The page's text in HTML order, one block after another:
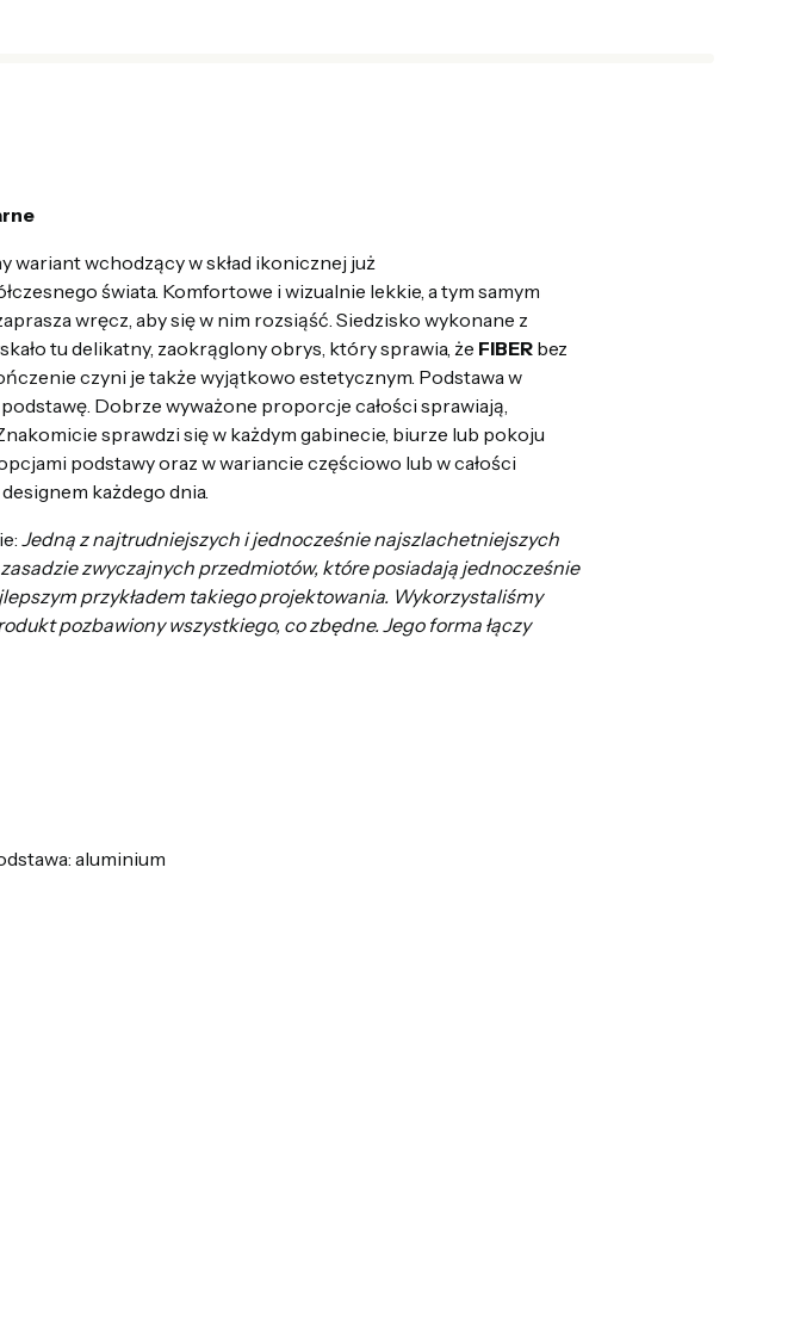
wariant wchodzący w skład ikonicznej już
świata. Komfortowe i wizualnie lekkie, a tym samym
wręcz, aby się w nim rozsiąść. Siedzisko wykonane z
tu delikatny, zaokrąglony obrys, który sprawia, że FIBERbez
czyni je także wyjątkowo estetycznym. Podstawa w
Dobrze wyważone proporcje całości sprawiają,
sprawdzi się w każdym gabinecie, biurze lub pokoju
podstawy oraz w wariancie częściowo lub w całości
każdego dnia.
Jedną z najtrudniejszych i jednocześnie najszlachetniejszych
zwyczajnych przedmiotów, które posiadają jednocześnie
przykładem takiego projektowania. Wykorzystaliśmy
pozbawiony wszystkiego, co zbędne. Jego forma łączy
aluminium